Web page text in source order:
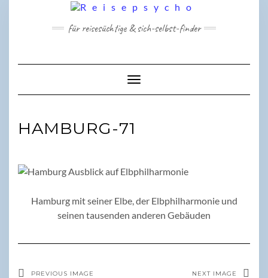
für reisesüchtige & sich-selbst-finder
Toggle Navigation
HAMBURG-71
Hamburg mit seiner Elbe, der Elbphilharmonie und
seinen tausenden anderen Gebäuden
PREVIOUS IMAGE NEXT IMAGE